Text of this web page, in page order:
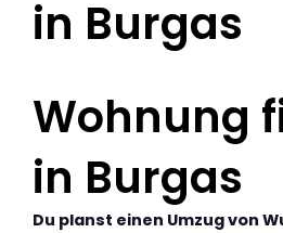
in Burgas
Wohnung
in Burgas
Du planst einen Umzug von